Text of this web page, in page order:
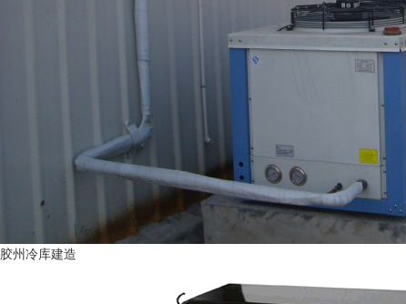
胶州冷库建造